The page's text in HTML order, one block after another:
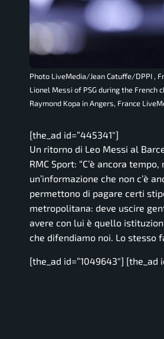
Photo LiveMedia/Jean Catuffe/DPPI ,
Lionel Messi of PSG during the French
Raymond Kopa in Angers, France
[the_ad id=”445341″]
Un ritorno di Leo Messi al
RMC Sport: “C’è ancora
un’informazione che non c’è
permettono di pagare certi
metropolitana: deve uscire
avere con lui è quello
che difendiamo noi. Lo stesso
[the_ad id=”1049643″] [the_ad